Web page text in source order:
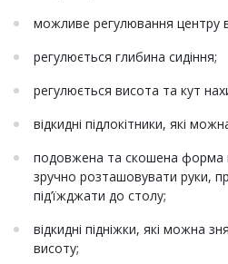
можливе регулювання центру
регулюється глибина сидіння;
регулюється висота та кут
відкидні підлокітники, які
подовжена та скошена форма
зручно розташовувати руки,
під’їжджати до столу;
відкидні підніжки, які можна
висоту;